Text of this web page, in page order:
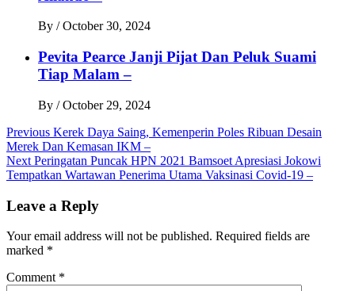
By / October 30, 2024
Pevita Pearce Janji Pijat Dan Peluk Suami
Tiap Malam –
By / October 29, 2024
Post
navigation
Previous Kerek Daya Saing, Kemenperin Poles Ribuan Desain
Merek Dan Kemasan IKM –
Next Peringatan Puncak HPN 2021 Bamsoet Apresiasi Jokowi
Tempatkan Wartawan Penerima Utama Vaksinasi Covid-19 –
Leave a Reply
Your email address will not be published. Required fields are
marked *
Comment *